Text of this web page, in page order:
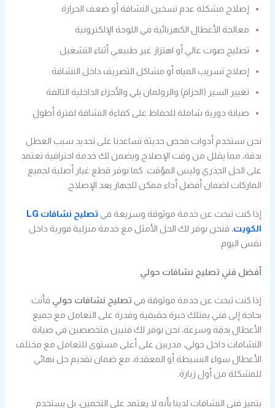
إصلاح مشكلة عدم تسخين النشافة أو ضعف الحرارة
معالجة الأعطال الكهربائية في اللوحة الإلكترونية
تصليح صوت عالي أو اهتزاز غير طبيعي أثناء التشغيل
إصلاح تسريب المياه أو مشاكل التصريف داخل النشافة
تغيير السير (الحزام) والرولمان بلي والأجزاء الداخلية التالفة
صيانة دورية شاملة للحفاظ على كفاءة النشافة لفترة أطول
نحن نستخدم أدوات فحص حديثة تساعدنا على تحديد سبب العطل
بدقة، مما يقلل من وقت الإصلاح ويضمن لك خدمة احترافية تعتمد
على الحل الجذري وليس المؤقت. كما نوفر قطع غيار أصلية لجميع
الماركات لضمان أفضل أداء ممكن للجهاز بعد الإصلاح.
إذا كنت تبحث عن خدمة موثوقة وسريعة في
تصليح نشافات LG
الكويت، فنحن نوفر لك الحل الأمثل مع خدمة منزلية فورية داخل
نفس اليوم.
أفضل فني تصليح نشافات حولي
إذا كنت تبحث عن خدمة موثوقة في تصليح نشافات حولي فأنت
بحاجة إلى فني يمتلك خبرة حقيقية وقدرة على التعامل مع جميع
الأعطال بدقة وسرعة، نحن نوفر لك فنيين متخصصين في صيانة
النشافات داخل حولي، مدربين على أعلى مستوى للتعامل مع مختلف
الأعطال سواء البسيطة أو المعقدة، مع ضمان تقديم حل نهائي
للمشكلة من أول زيارة.
يتميز فني النشافات لدينا بأنه لا يعتمد على التخمين، بل يستخدم